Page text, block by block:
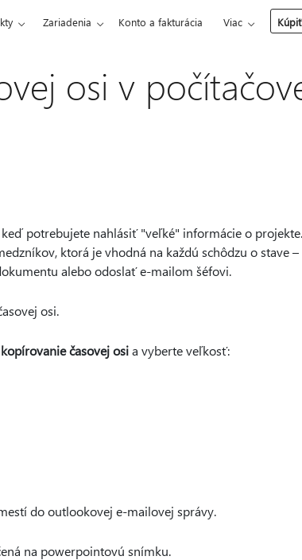
Zariadenia Konto a fakturácia Viac
osi v
potrebujete nahlásiť "veľké" informácie o
ktorá je vhodná na každú schôdzu o stave
alebo odoslať e-mailom šéfovi.
osi.
kopírovanie časovej osia vyberte veľkosť:
do outlookovej e-mailovej správy.
na powerpointovú snímku.